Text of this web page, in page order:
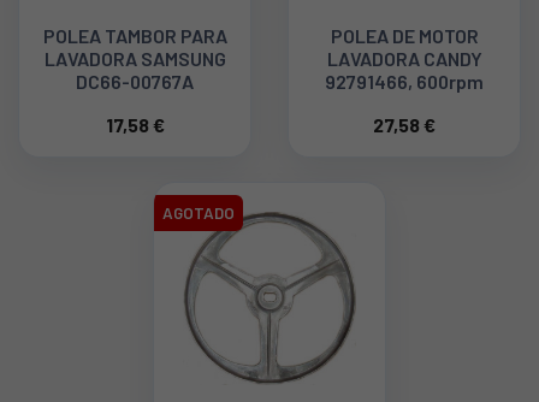
POLEA TAMBOR PARA
LAVADORA SAMSUNG
DC66-00767A
17,58 €
POLEA DE MOTOR
LAVADORA CANDY
92791466, 600rpm
27,58 €
AGOTADO